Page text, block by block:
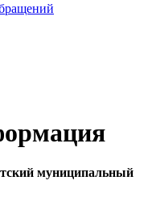
муниципальный